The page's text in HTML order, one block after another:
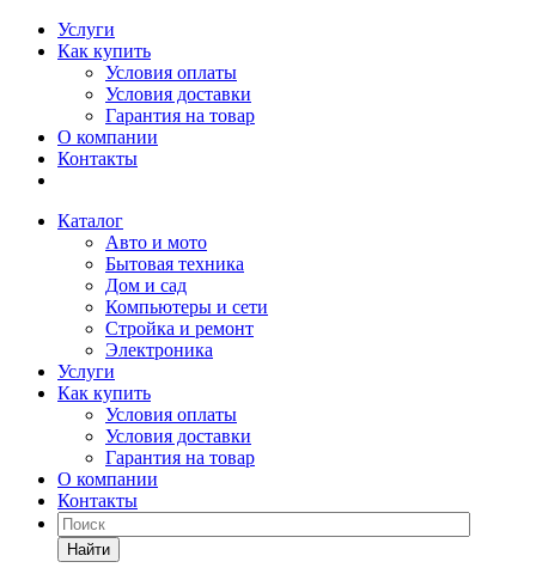
Услуги
Как купить
Условия оплаты
Условия доставки
Гарантия на товар
О компании
Контакты
Каталог
Авто и мото
Бытовая техника
Дом и сад
Компьютеры и сети
Стройка и ремонт
Электроника
Услуги
Как купить
Условия оплаты
Условия доставки
Гарантия на товар
О компании
Контакты
Найти